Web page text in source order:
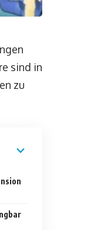
sind in
zu